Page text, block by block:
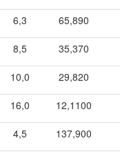
6,3 65,890
8,5 35,370
10,0 29,820
16,0 12,1100
4,5 137,900